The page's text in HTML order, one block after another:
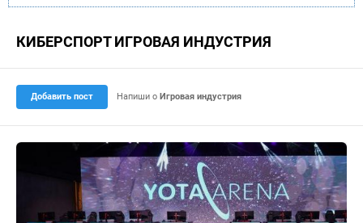
КИБЕРСПОРТ ИГРОВАЯ ИНДУСТРИЯ
Добавить пост Напиши о Игровая индустрия